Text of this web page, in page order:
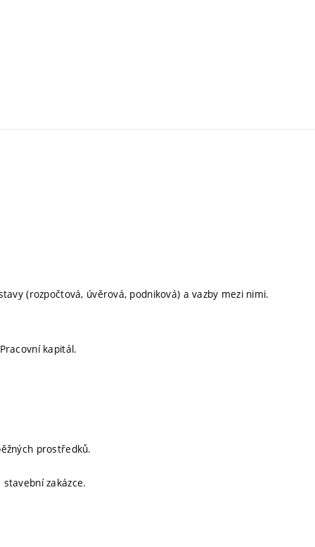
(rozpočtová, úvěrová, podniková) a vazby mezi nimi.
kapitál.
prostředků.
zakázce.